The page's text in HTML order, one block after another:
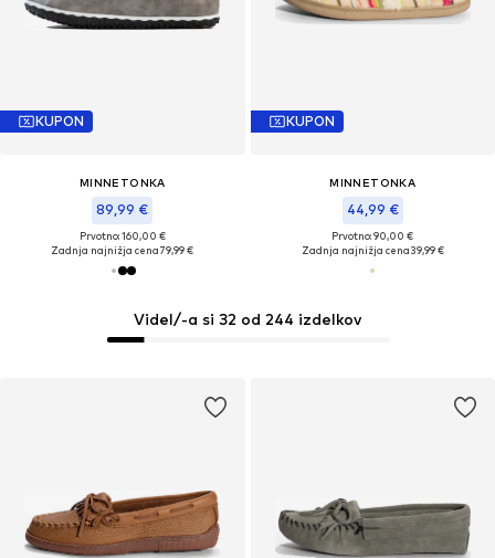
Videl/-a si 32 od 244 izdelkov
KUPON
MINNETONKA
89,99 €
Prvotno: 160,00 €
Zadnja najnižja cena79,99 €
KUPON
MINNETONKA
44,99 €
Prvotno: 90,00 €
Zadnja najnižja cena39,99 €